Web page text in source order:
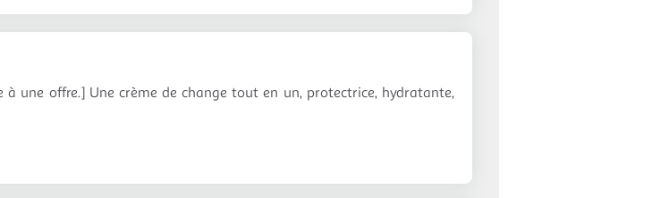
à une offre.] Une crème de change tout en un, protectrice, hydratante,